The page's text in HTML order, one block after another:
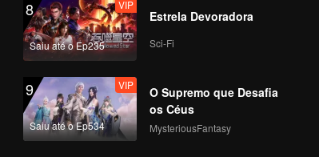
8
Saiu até o Ep235
VIP
Estrela Devoradora
Sci-Fi
9
Saiu até o Ep534
VIP
O Supremo que Desafia
os Céus
MysteriousFantasy